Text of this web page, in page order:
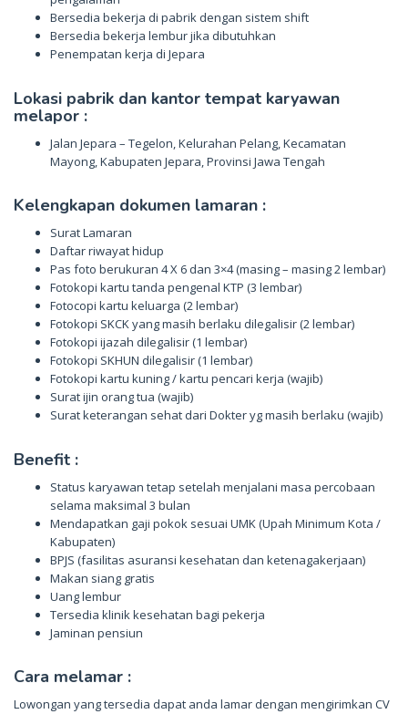
Bersedia bekerja di pabrik dengan sistem shift
Bersedia bekerja lembur jika dibutuhkan
Penempatan kerja di Jepara
Lokasi pabrik dan kantor tempat karyawan
melapor :
Jalan Jepara – Tegelon, Kelurahan Pelang, Kecamatan
Mayong, Kabupaten Jepara, Provinsi Jawa Tengah
Kelengkapan dokumen lamaran :
Surat Lamaran
Daftar riwayat hidup
Pas foto berukuran 4 X 6 dan 3×4 (masing – masing 2 lembar)
Fotokopi kartu tanda pengenal KTP (3 lembar)
Fotocopi kartu keluarga (2 lembar)
Fotokopi SKCK yang masih berlaku dilegalisir (2 lembar)
Fotokopi ijazah dilegalisir (1 lembar)
Fotokopi SKHUN dilegalisir (1 lembar)
Fotokopi kartu kuning / kartu pencari kerja (wajib)
Surat ijin orang tua (wajib)
Surat keterangan sehat dari Dokter yg masih berlaku (wajib)
Benefit :
Status karyawan tetap setelah menjalani masa percobaan
selama maksimal 3 bulan
Mendapatkan gaji pokok sesuai UMK (Upah Minimum Kota /
Kabupaten)
BPJS (fasilitas asuransi kesehatan dan ketenagakerjaan)
Makan siang gratis
Uang lembur
Tersedia klinik kesehatan bagi pekerja
Jaminan pensiun
Cara melamar :
Lowongan yang tersedia dapat anda lamar dengan mengirimkan CV